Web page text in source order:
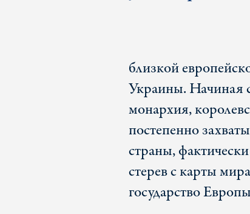
близкой
Украины. Начиная
монархия,
постепенно
страны,
стерев с карты
государство